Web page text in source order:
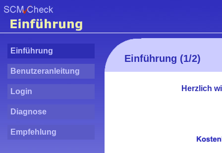
Einführung
Benutzeranleitung
Login
Diagnose
Empfehlung
Einführung (1/2)
Herzlich